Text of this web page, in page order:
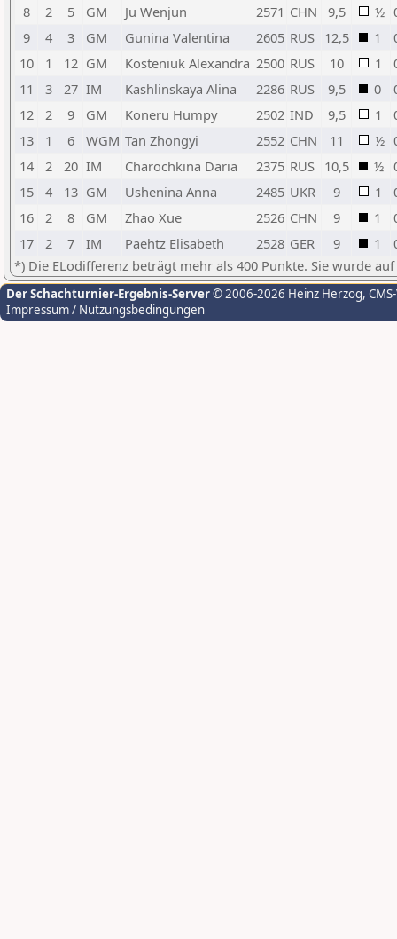
8
2 5 GM Ju Wenjun 2571 CHN 9,5 ½
9
4 3 GM Gunina Valentina 2605 RUS 12,5 1
10
1 12 GM Kosteniuk Alexandra 2500 RUS 10 1
11
3 27 IM Kashlinskaya Alina 2286 RUS 9,5 0
12
2 9 GM Koneru Humpy 2502 IND 9,5 1
13
1 6 WGM Tan Zhongyi 2552 CHN 11 ½
14
2 20 IM Charochkina Daria 2375 RUS 10,5 ½
15
4 13 GM Ushenina Anna 2485 UKR 9 1
16
2 8 GM Zhao Xue 2526 CHN 9 1
17
2 7 IM Paehtz Elisabeth 2528 GER 9 1
*) Die ELodifferenz beträgt mehr als 400 Punkte. Sie wurde
Der Schachturnier-Ergebnis-Server© 2006-2026 Heinz Herzog,
Impressum / Nutzungsbedingungen